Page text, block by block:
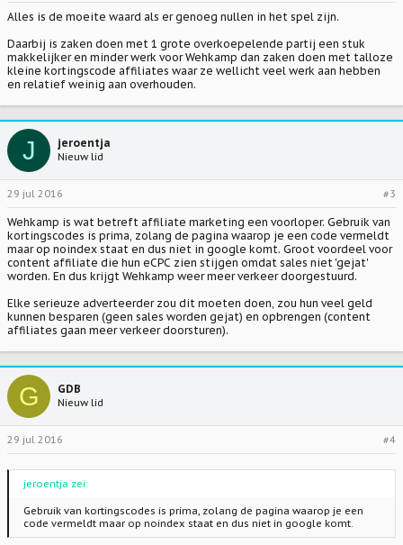
Alles is de moeite waard als er genoeg nullen in het spel zijn.
Daarbij is zaken doen met 1 grote overkoepelende partij een stuk
makkelijker en minder werk voor Wehkamp dan zaken doen met talloze
kleine kortingscode affiliates waar ze wellicht veel werk aan hebben
en relatief weinig aan overhouden.
J jeroentja
Nieuw lid
29 jul 2016 #3
Wehkamp is wat betreft affiliate marketing een voorloper. Gebruik van
kortingscodes is prima, zolang de pagina waarop je een code vermeldt
maar op noindex staat en dus niet in google komt. Groot voordeel voor
content affiliate die hun eCPC zien stijgen omdat sales niet 'gejat'
worden. En dus krijgt Wehkamp weer meer verkeer doorgestuurd.
Elke serieuze adverteerder zou dit moeten doen, zou hun veel geld
kunnen besparen (geen sales worden gejat) en opbrengen (content
affiliates gaan meer verkeer doorsturen).
G GDB
Nieuw lid
29 jul 2016 #4
jeroentja zei:
Gebruik van kortingscodes is prima, zolang de pagina waarop je een
code vermeldt maar op noindex staat en dus niet in google komt.